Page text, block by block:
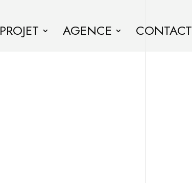
PROJET AGENCE CONTACT